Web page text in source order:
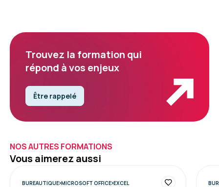
Trouvez la formation qui
répond à vos enjeux
Être rappelé
NOS AUTRES FORMATIONS
Vous aimerez aussi
BUREAUTIQUE MICROSOFT OFFICE EXCEL